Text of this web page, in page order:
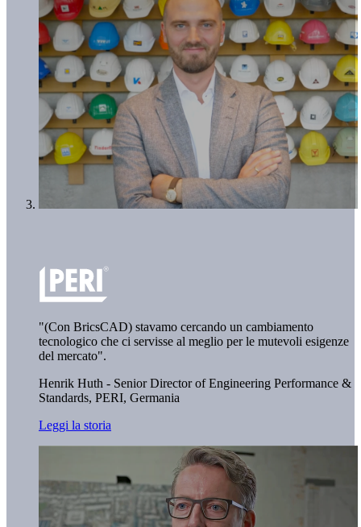
"(Con BricsCAD) stavamo cercando un cambiamento
tecnologico che ci servisse al meglio per le mutevoli esigenze
del mercato".
Henrik Huth - Senior Director of Engineering Performance &
Standards, PERI, Germania
Leggi la storia